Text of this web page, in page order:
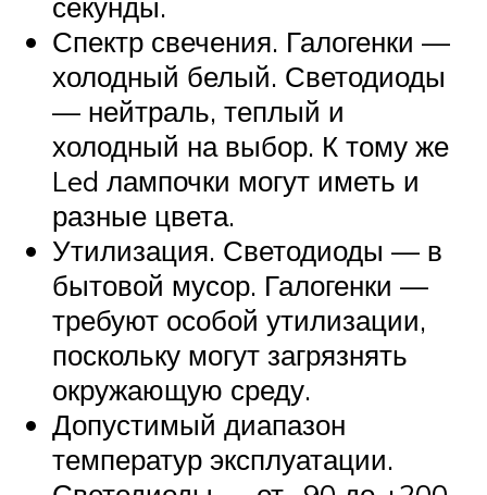
Спектр свечения. Галогенки —
холодный белый. Светодиоды
— нейтраль, теплый и
холодный на выбор. К тому же
Led лампочки могут иметь и
разные цвета.
Утилизация. Светодиоды — в
бытовой мусор. Галогенки —
требуют особой утилизации,
поскольку могут загрязнять
окружающую среду.
Допустимый диапазон
температур эксплуатации.